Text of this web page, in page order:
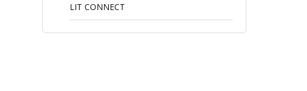
LIT CONNECT